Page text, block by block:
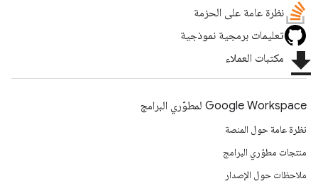
نظرة عامة على الحزمة
تعليمات برمجية نموذجية
file_download مكتبات العملاء
Google Workspace لمطوّري البرامج
نظرة عامة حول المنصة
منتجات مطوّري البرامج
ملاحظات حول الإصدار